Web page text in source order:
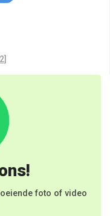
foto of video